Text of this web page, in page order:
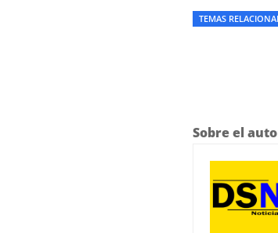
TEMAS
Sobre el